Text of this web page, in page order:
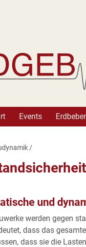
Events
/
und
werden gegen
dass das
dass sie die